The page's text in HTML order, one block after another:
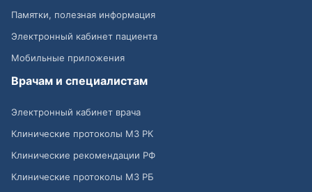
Памятки, полезная информация
Электронный кабинет пациента
Мобильные приложения
Врачам и специалистам
Электронный кабинет врача
Клинические протоколы МЗ РК
Клинические рекомендации РФ
Клинические протоколы МЗ РБ